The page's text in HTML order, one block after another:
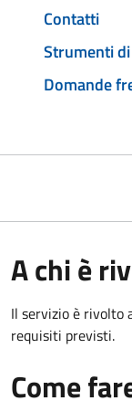
Contatti
Strumenti
Domande
A chi è
Il servizio è rivolto
requisiti previsti.
Come